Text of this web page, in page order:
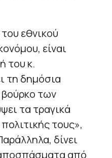
εθνικού
είναι
του κ.
τη δημόσια
των
τα τραγικά
τους»,
δίνει
από